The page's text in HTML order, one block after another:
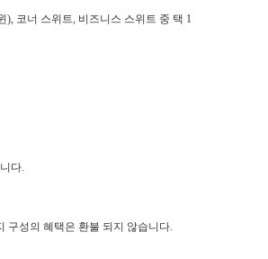
코너 스위트, 비즈니스 스위트 중 택 1
다.
구성의 혜택은 환불 되지 않습니다.